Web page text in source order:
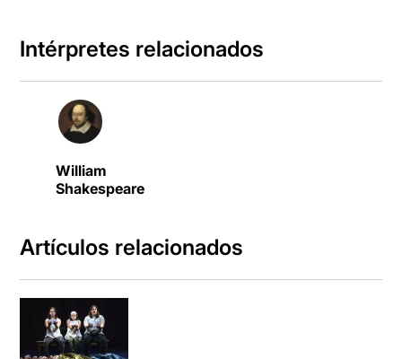
Intérpretes relacionados
William
Shakespeare
Artículos relacionados